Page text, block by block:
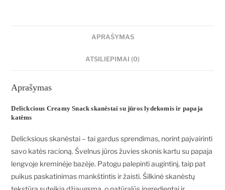
APRAŠYMAS
ATSILIEPIMAI (0)
Aprašymas
Delickcious Creamy Snack skanėstai su jūros lydekomis ir papaja
katėms
Delicksious skanėstai – tai gardus sprendimas, norint paįvairinti
savo katės racioną. Švelnus jūros žuvies skonis kartu su papaja
lengvoje kreminėje bazėje. Patogu palepinti augintinį, taip pat
puikus paskatinimas mankštintis ir žaisti. Šilkinė skanėstų